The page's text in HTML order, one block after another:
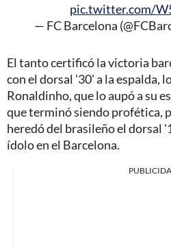
pic.twitter.com/
— FC Barcelona
El tanto certificó la victoria
con el dorsal '30' a la espalda,
Ronaldinho, que lo aupó a su
que terminó siendo profética,
heredó del brasileño el dorsal
ídolo en el Barcelona.